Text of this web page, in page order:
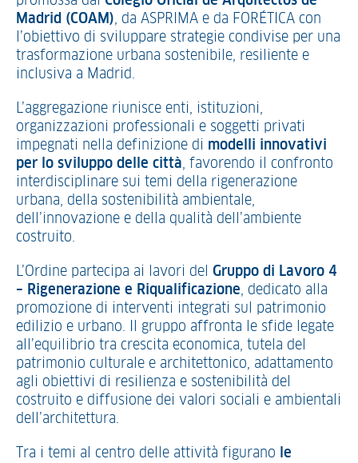
Madrid (COAM), da ASPRIMA e da FORÉTICA con
l’obiettivo di sviluppare strategie condivise per una
trasformazione urbana sostenibile, resiliente e
inclusiva a Madrid.
L’aggregazione riunisce enti, istituzioni,
organizzazioni professionali e soggetti privati
impegnati nella definizione di modelli innovativi
per lo sviluppo delle città, favorendo il confronto
interdisciplinare sui temi della rigenerazione
urbana, della sostenibilità ambientale,
dell’innovazione e della qualità dell’ambiente
costruito.
L’Ordine partecipa ai lavori del Gruppo di Lavoro 4
– Rigenerazione e Riqualificazione, dedicato alla
promozione di interventi integrati sul patrimonio
edilizio e urbano. Il gruppo affronta le sfide legate
all’equilibrio tra crescita economica, tutela del
patrimonio culturale e architettonico, adattamento
agli obiettivi di resilienza e sostenibilità del
costruito e diffusione dei valori sociali e ambientali
dell’architettura.
Tra i temi al centro delle attività figurano
le